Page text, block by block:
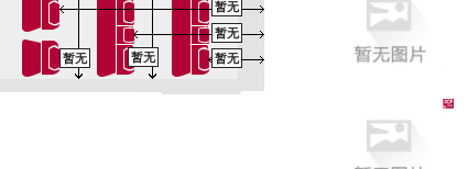
暂无
暂无
暂无
暂无
暂无